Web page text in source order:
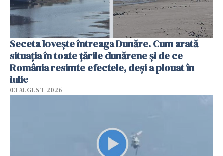
Seceta lovește întreaga Dunăre. Cum arată
situația în toate țările dunărene și de ce
România resimte efectele, deși a plouat în
iulie
03 AUGUST 2026